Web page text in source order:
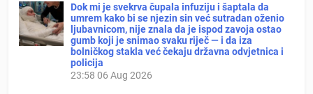
Dok mi je svekrva čupala infuziju i šaptala da
umrem kako bi se njezin sin već sutradan oženio
ljubavnicom, nije znala da je ispod zavoja ostao
gumb koji je snimao svaku riječ — i da iza
bolničkog stakla već čekaju državna odvjetnica i
policija
23:58 06 Aug 2026